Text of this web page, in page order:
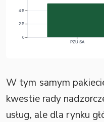
W tym samym
kwestie rady
usług, ale dla rynku